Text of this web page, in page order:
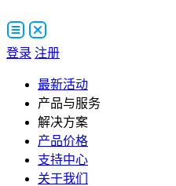
登录 注册
最新活动
产品与服务
解决方案
产品价格
支持中心
关于我们